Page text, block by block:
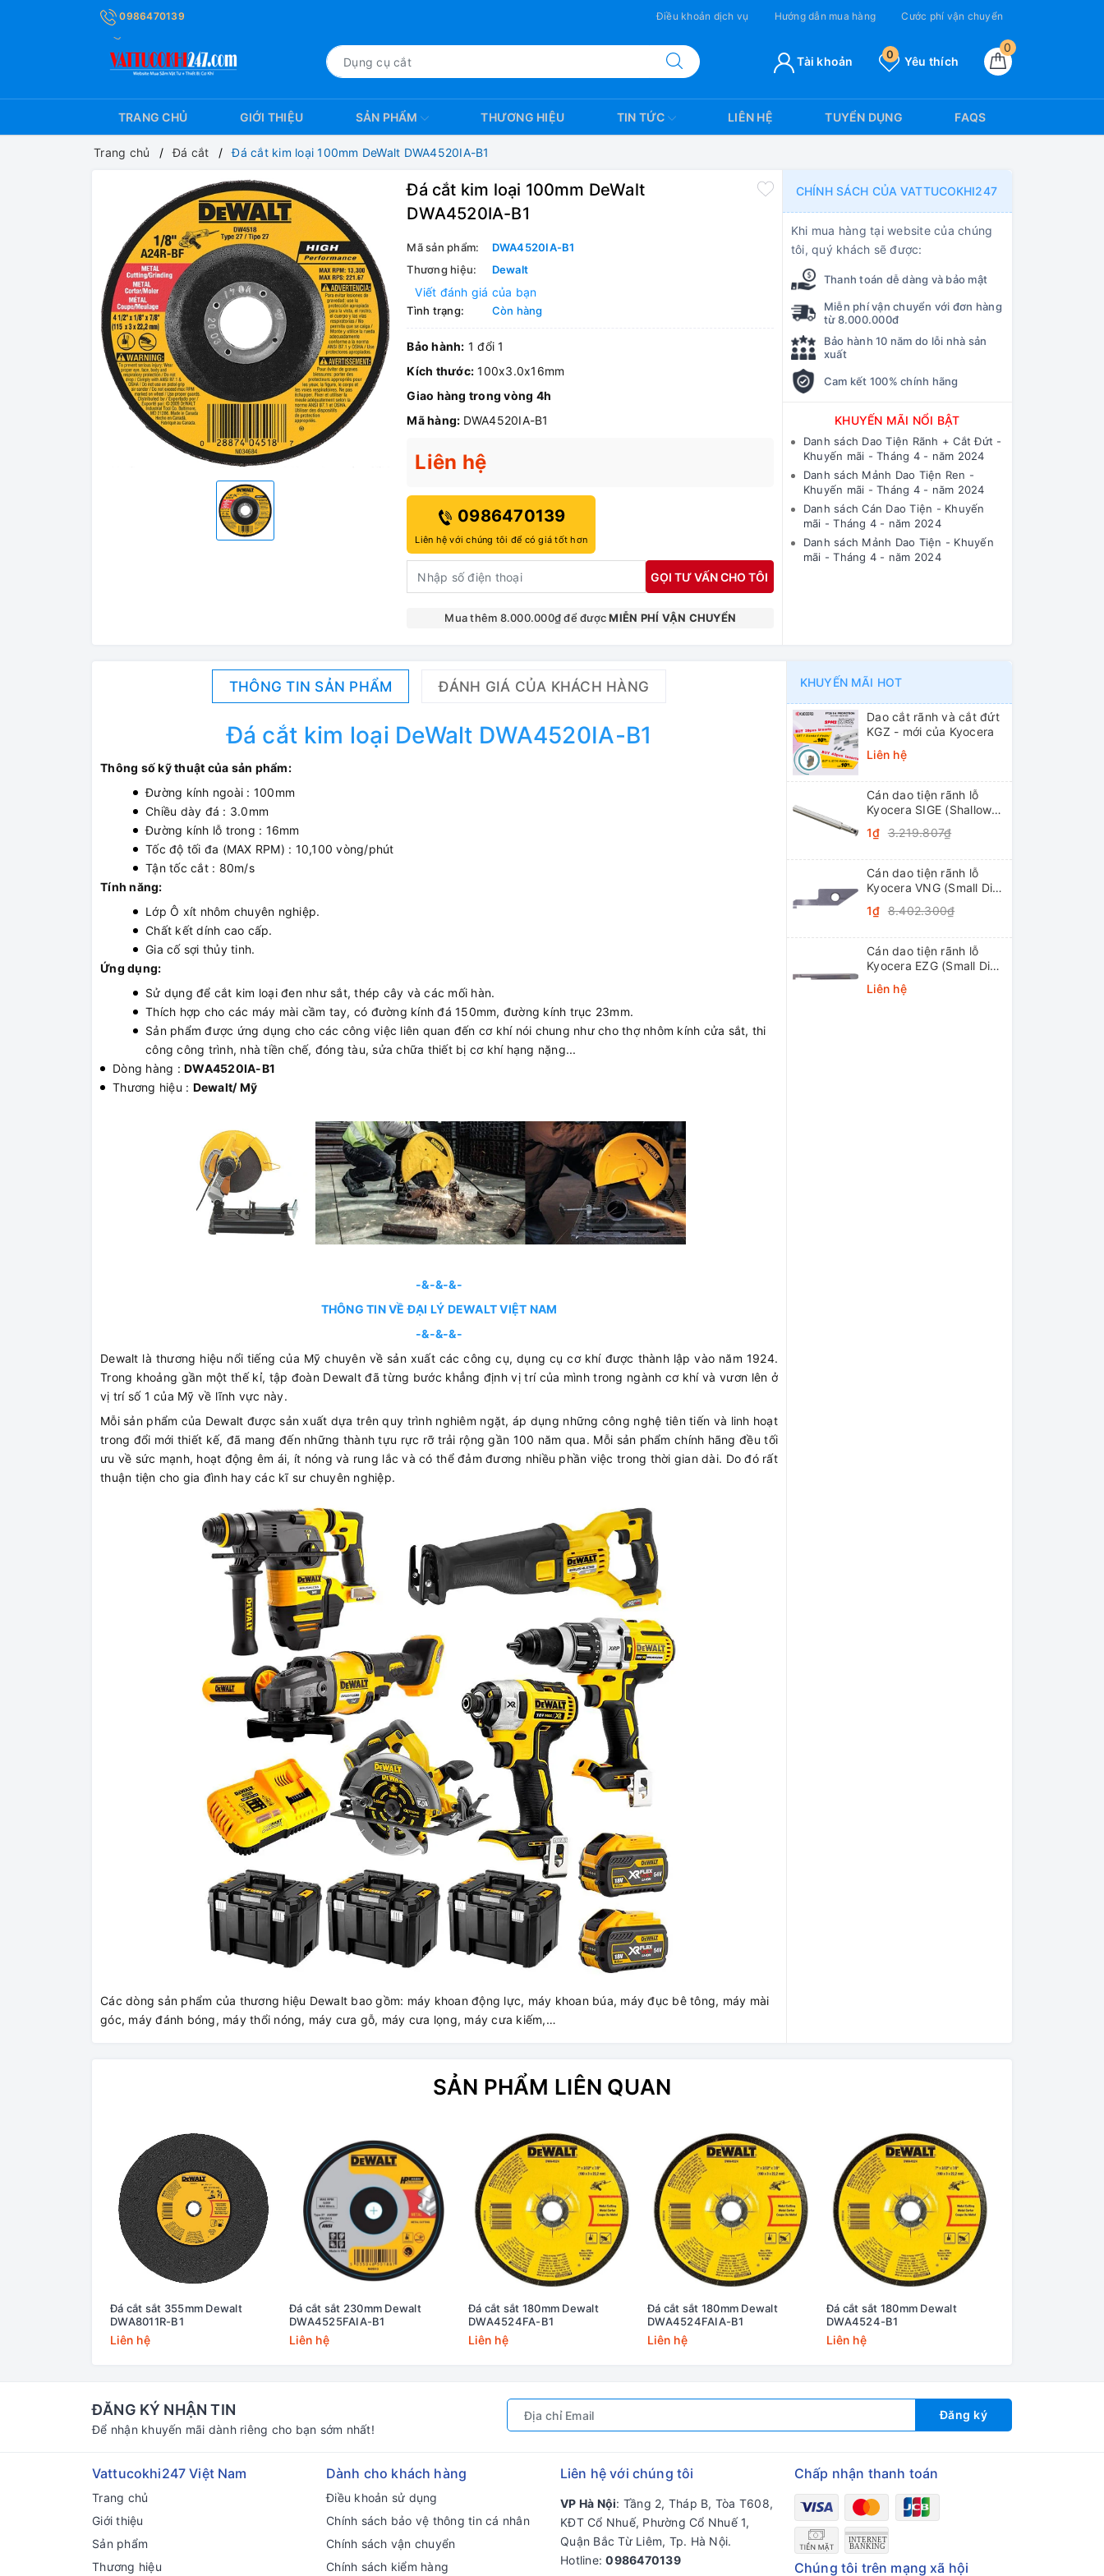
0986470139 Điều khoản dịch vụ Hướng dẫn mua hàng Cước phí vận chuyển
0
Yêu thích
0
Tài khoản
TRANG CHỦ GIỚI THIỆU SẢN PHẨM THƯƠNG HIỆU TIN TỨC LIÊN HỆ TUYỂN DỤNG FAQS
Trang chủ Đá cắt Đá cắt kim loại 100mm DeWalt DWA4520IA-B1
Đá cắt kim loại 100mm DeWalt
DWA4520IA-B1
Mã sản phẩm:
DWA4520IA-B1
Thương hiệu:
Dewalt
Viết đánh giá của bạn
Tình trạng: Còn hàng
Bảo hành: 1 đổi 1
Kích thước: 100x3.0x16mm
Giao hàng trong vòng 4h
Mã hàng: DWA4520IA-B1
Liên hệ
0986470139
Liên hệ với chúng tôi để có giá tốt hơn
GỌI TƯ VẤN CHO TÔI
Mua thêm 8.000.000₫ để đượcMIỄN PHÍ VẬN CHUYỂN
CHÍNH SÁCH CỦA VATTUCOKHI247
Khi mua hàng tại website của chúng
tôi, quý khách sẽ được:
Thanh toán dễ dàng và bảo mật
Miễn phí vận chuyển với đơn hàng
từ 8.000.000đ
Bảo hành 10 năm do lỗi nhà sản
xuất
Cam kết 100% chính hãng
KHUYẾN MÃI NỔI BẬT
Danh sách Dao Tiện Rãnh + Cắt Đứt -
Khuyến mãi - Tháng 4 - năm 2024
Danh sách Mảnh Dao Tiện Ren -
Khuyến mãi - Tháng 4 - năm 2024
Danh sách Cán Dao Tiện - Khuyến
mãi - Tháng 4 - năm 2024
Danh sách Mảnh Dao Tiện - Khuyến
mãi - Tháng 4 - năm 2024
THÔNG TIN SẢN PHẨM ĐÁNH GIÁ CỦA KHÁCH HÀNG
Đá cắt kim loại DeWalt DWA4520IA-B1
Thông số kỹ thuật của sản phẩm:
Đường kính ngoài : 100mm
Chiều dày đá : 3.0mm
Đường kính lỗ trong : 16mm
Tốc độ tối đa (MAX RPM) : 10,100 vòng/phút
Tận tốc cắt : 80m/s
Tính năng:
Lớp Ô xít nhôm chuyên nghiệp.
Chất kết dính cao cấp.
Gia cố sợi thủy tinh.
Ứng dụng:
Sử dụng để cắt kim loại đen như sắt, thép cây và các mối hàn.
Thích hợp cho các máy mài cầm tay, có đường kính đá 150mm, đường kính trục 23mm.
Sản phẩm được ứng dụng cho các công việc liên quan đến cơ khí nói chung như cho thợ nhôm kính cửa sắt, thi
công công trình, nhà tiền chế, đóng tàu, sửa chữa thiết bị cơ khí hạng nặng...
Dòng hàng : DWA4520IA-B1
Thương hiệu : Dewalt/ Mỹ
-&-&-&-
THÔNG TIN VỀ ĐẠI LÝ DEWALT VIỆT NAM
-&-&-&-
Dewalt là thương hiệu nổi tiếng của Mỹ chuyên về sản xuất các công cụ, dụng cụ cơ khí được thành lập vào năm 1924.
Trong khoảng gần một thế kỉ, tập đoàn Dewalt đã từng bước khẳng định vị trí của mình trong ngành cơ khí và vươn lên ở
vị trí số 1 của Mỹ về lĩnh vực này.
Mỗi sản phẩm của Dewalt được sản xuất dựa trên quy trình nghiêm ngặt, áp dụng những công nghệ tiên tiến và linh hoạt
trong đổi mới thiết kế, đã mang đến những thành tựu rực rỡ trải rộng gần 100 năm qua. Mỗi sản phẩm chính hãng đều tối
ưu về sức mạnh, hoạt động êm ái, ít nóng và rung lắc và có thể đảm đương nhiều phần việc trong thời gian dài. Do đó rất
thuận tiện cho gia đình hay các kĩ sư chuyên nghiệp.
Các dòng sản phẩm của thương hiệu Dewalt bao gồm: máy khoan động lực, máy khoan búa, máy đục bê tông, máy mài
góc, máy đánh bóng, máy thổi nóng, máy cưa gỗ, máy cưa lọng, máy cưa kiếm,…
KHUYẾN MÃI HOT
Dao cắt rãnh và cắt đứt
KGZ - mới của Kyocera
Liên hệ
Cán dao tiện rãnh lỗ
Kyocera SIGE (Shallow
1₫ 3.219.807₫
Cán dao tiện rãnh lỗ
Kyocera VNG (Small Dia.
System Tip-Bars)
1₫ 8.402.300₫
Cán dao tiện rãnh lỗ
Kyocera EZG (Small Dia.
Bars)
Liên hệ
SẢN PHẨM LIÊN QUAN
Đá cắt sắt 355mm Dewalt
DWA8011R-B1
Liên hệ
Đá cắt sắt 230mm Dewalt
DWA4525FAIA-B1
Liên hệ
Đá cắt sắt 180mm Dewalt
DWA4524FA-B1
Liên hệ
Đá cắt sắt 180mm Dewalt
DWA4524FAIA-B1
Liên hệ
Đá cắt sắt 180mm Dewalt
DWA4524-B1
Liên hệ
ĐĂNG KÝ NHẬN TIN
Để nhận khuyến mãi dành riêng cho bạn sớm nhất!
Đăng ký
Vattucokhi247 Việt Nam
Trang chủ
Giới thiệu
Sản phẩm
Thương hiệu
Dành cho khách hàng
Điều khoản sử dụng
Chính sách bảo vệ thông tin cá nhân
Chính sách vận chuyển
Chính sách kiểm hàng
Liên hệ với chúng tôi
VP Hà Nội: Tầng 2, Tháp B, Tòa T608,
KĐT Cổ Nhuế, Phường Cổ Nhuế 1,
Quận Bắc Từ Liêm, Tp. Hà Nội.
Hotline:0986470139
Chấp nhận thanh toán
Chúng tôi trên mạng xã hội